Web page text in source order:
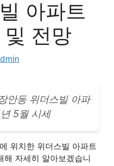
아파트
전망
안동 위더스빌 아파
5월 시세
에 위치한 위더스빌 아파트
자세히 알아보겠습니